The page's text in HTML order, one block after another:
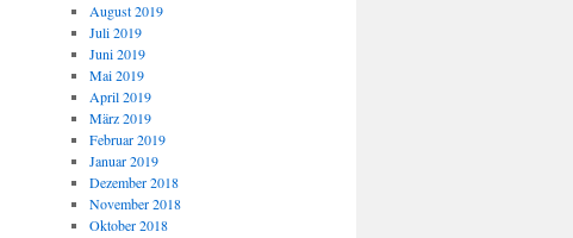
August 2019
Juli 2019
Juni 2019
Mai 2019
April 2019
März 2019
Februar 2019
Januar 2019
Dezember 2018
November 2018
Oktober 2018